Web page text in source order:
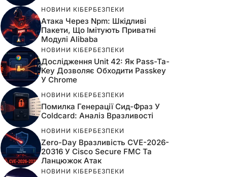
НОВИНИ КІБЕРБЕЗПЕКИ
Атака Через Npm: Шкідливі
Пакети, Що Імітують Приватні
Модулі Alibaba
НОВИНИ КІБЕРБЕЗПЕКИ
Дослідження Unit 42: Як Pass-Ta-
Key Дозволяє Обходити Passkey
У Chrome
НОВИНИ КІБЕРБЕЗПЕКИ
Помилка Генерації Сид-Фраз У
Coldcard: Аналіз Вразливості
НОВИНИ КІБЕРБЕЗПЕКИ
Zero-Day Вразливість CVE-2026-
20316 У Cisco Secure FMC Та
Ланцюжок Атак
НОВИНИ КІБЕРБЕЗПЕКИ